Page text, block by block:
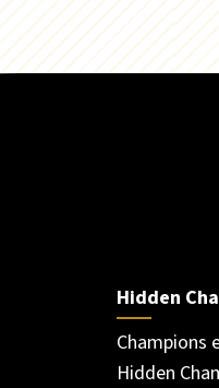
Hidden
Champions
Hidden